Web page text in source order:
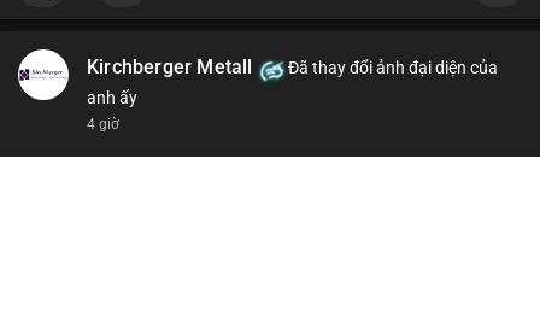
Kirchberger Metall
Đã thay đổi ảnh đại diện của
anh ấy
4 giờ